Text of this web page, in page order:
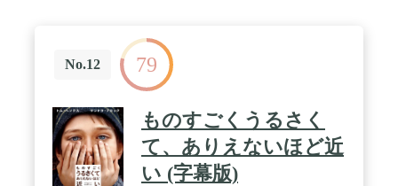
No.12 79
ものすごくうるさく
て、ありえないほど近
い (字幕版)